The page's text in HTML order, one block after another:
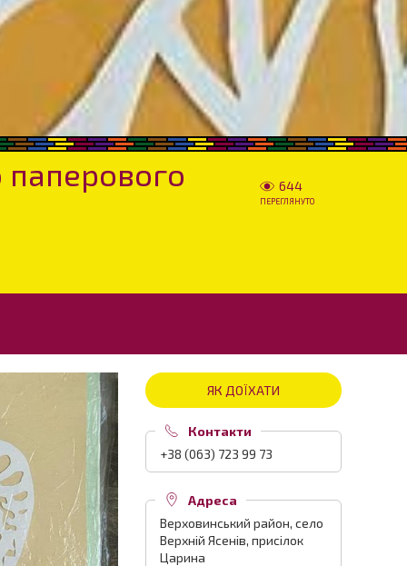
644
ПЕРЕГЛЯНУТО
ЯК ДОЇХАТИ
Контакти
+38 (063) 723 99 73
Адреса
Верховинський район, село
Верхній Ясенів, присілок
Царина